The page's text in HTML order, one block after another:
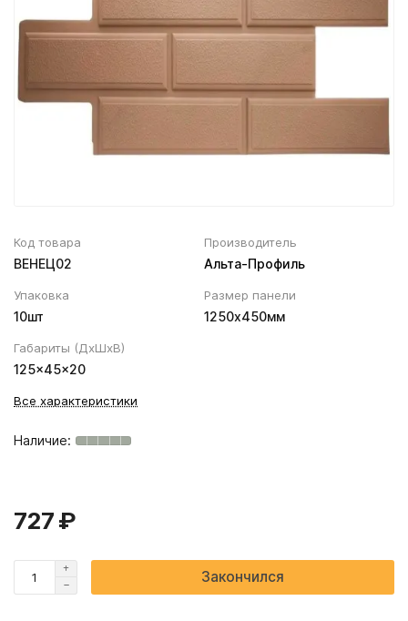
Вентиляционный выход
Колпаки, Проходы, Вент.ленты
Муфта трубы
Соединитель желоба
ХВОЙНАЯ фанера НЕ ШЛИФОВАННАЯ
Код товара
ВЕНЕЦ02
Производитель
Альта-Профиль
Упаковка
10шт
Размер панели
1250х450мм
Габариты (ДхШхВ)
125×45×20
Все характеристики
727 ₽
Закончился